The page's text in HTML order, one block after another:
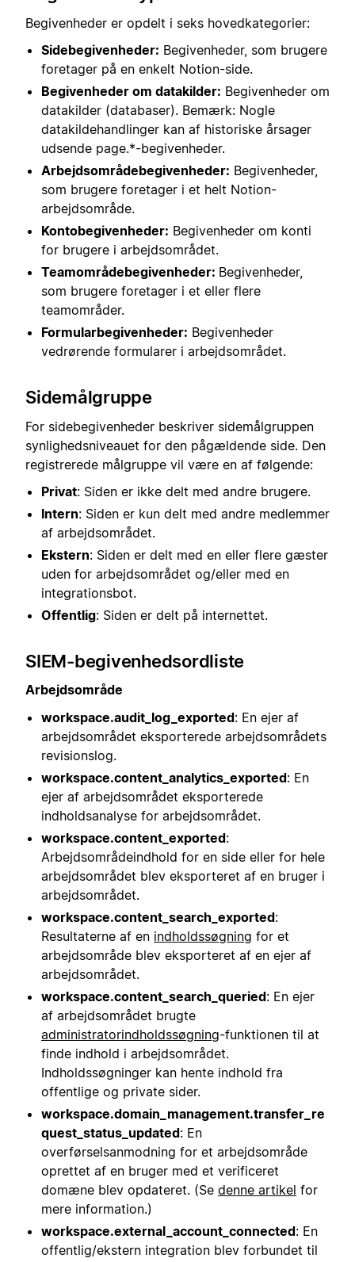
Begivenheder er opdelt i seks hovedkategorier:
Sidebegivenheder: Begivenheder, som brugere
foretager på en enkelt Notion-side.
Begivenheder om datakilder: Begivenheder om
datakilder (databaser). Bemærk: Nogle
datakildehandlinger kan af historiske årsager
udsende page.*-begivenheder.
Arbejdsområdebegivenheder: Begivenheder,
som brugere foretager i et helt Notion-
arbejdsområde.
Kontobegivenheder: Begivenheder om konti
for brugere i arbejdsområdet.
Teamområdebegivenheder: Begivenheder,
som brugere foretager i et eller flere
teamområder.
Formularbegivenheder: Begivenheder
vedrørende formularer i arbejdsområdet.
Sidemålgruppe
For sidebegivenheder beskriver sidemålgruppen
synlighedsniveauet for den pågældende side. Den
registrerede målgruppe vil være en af følgende:
Privat: Siden er ikke delt med andre brugere.
Intern: Siden er kun delt med andre medlemmer
af arbejdsområdet.
Ekstern: Siden er delt med en eller flere gæster
uden for arbejdsområdet og/eller med en
integrationsbot.
Offentlig: Siden er delt på internettet.
SIEM-begivenhedsordliste
Arbejdsområde
workspace.audit_log_exported: En ejer af
arbejdsområdet eksporterede arbejdsområdets
revisionslog.
workspace.content_analytics_exported: En
ejer af arbejdsområdet eksporterede
indholdsanalyse for arbejdsområdet.
workspace.content_exported:
Arbejdsområdeindhold for en side eller for hele
arbejdsområdet blev eksporteret af en bruger i
arbejdsområdet.
workspace.content_search_exported:
Resultaterne af en indholdssøgning for et
arbejdsområde blev eksporteret af en ejer af
arbejdsområdet.
workspace.content_search_queried: En ejer
af arbejdsområdet brugte
administratorindholdssøgning-funktionen til at
finde indhold i arbejdsområdet.
Indholdssøgninger kan hente indhold fra
offentlige og private sider.
workspace.domain_management.transfer_re
quest_status_updated: En
overførselsanmodning for et arbejdsområde
oprettet af en bruger med et verificeret
domæne blev opdateret. (Se denne artikel for
mere information.)
workspace.external_account_connected: En
offentlig/ekstern integration blev forbundet til